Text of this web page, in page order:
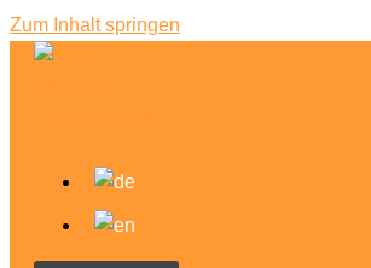
Zum Inhalt springen